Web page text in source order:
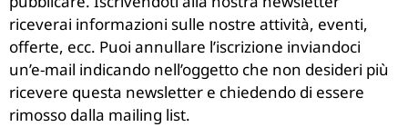
riceverai informazioni sulle nostre attività, eventi,
offerte, ecc. Puoi annullare l’iscrizione inviandoci
un’e-mail indicando nell’oggetto che non desideri più
ricevere questa newsletter e chiedendo di essere
rimosso dalla mailing list.